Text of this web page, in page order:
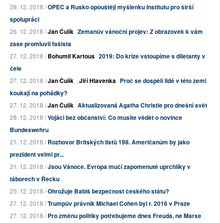
28. 12. 2018 /OPEC a Rusko opouštějí myšlenku institutu pro širší
spolupráci
26. 12. 2018 /Jan Čulík Zemanův vánoční projev: Z obrazovek k vám
zase promluvil fašista
27. 12. 2018 /Bohumil Kartous 2019: Do krize vstoupíme s diletanty v
čele
27. 12. 2018 /Jan Čulík , Jiří Hlavenka Proč se dospělí lidé v této zemi
koukají na pohádky?
27. 12. 2018 /Jan Čulík Aktualizovaná Agatha Christie pro dnešní svět
28. 12. 2018 /Vojáci bez občanství: Co musíte vědět o novince
Bundeswehru
21. 12. 2018 /Rozhovor Britských listů 198. Američanům by jako
prezident velmi pr...
21. 12. 2018 /Jsou Vánoce. Evropa mučí zapomenuté uprchlíky v
táborech v Řecku
25. 12. 2018 /Ohrožuje Babiš bezpečnost českého státu?
27. 12. 2018 /Trumpův právník Michael Cohen byl r. 2016 v Praze
27. 12. 2018 /Pro změnu politiky potřebujeme dnes Freuda, ne Marxe